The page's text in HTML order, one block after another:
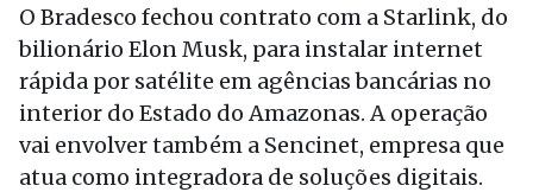
O Bradesco fechou contrato com a Starlink, do
bilionário Elon Musk, para instalar internet
rápida por satélite em agências bancárias no
interior do Estado do Amazonas. A operação
vai envolver também a Sencinet, empresa que
atua como integradora de soluções digitais.